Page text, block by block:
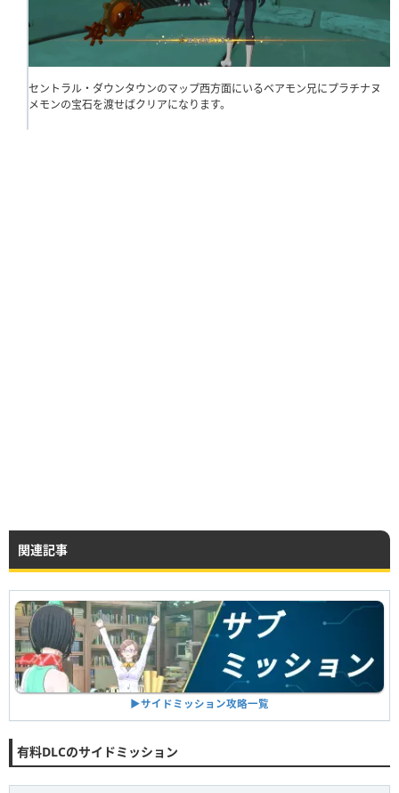
セントラル・ダウンタウンのマップ西方面にいるベアモン兄にプラチナヌ
メモンの宝石を渡せばクリアになります。
関連記事
▶︎サイドミッション攻略一覧
有料DLCのサイドミッション